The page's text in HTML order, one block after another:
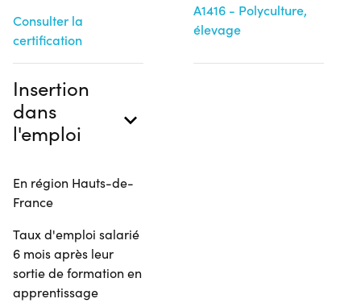
Consulter la
certification
A1416 - Polyculture,
élevage
Insertion
dans
l'emploi
En région Hauts-de-
France
Taux d'emploi salarié
6 mois après leur
sortie de formation en
apprentissage